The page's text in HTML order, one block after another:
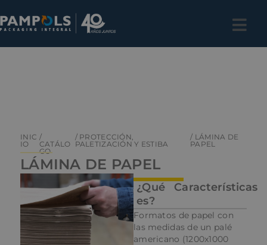
INIC
IO
/
CATÁLO
GO
/ PROTECCIÓN,
PALETIZACIÓN Y ESTIBA
/ LÁMINA DE
PAPEL
LÁMINA DE PAPEL
¿Qué
es?
Características
Formatos de papel con
las medidas de un palé
americano (1200x1000